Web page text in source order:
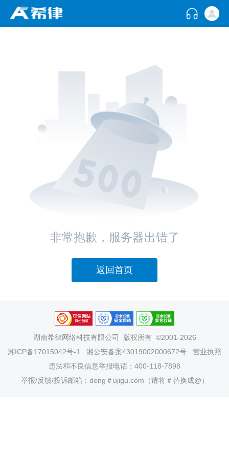
非常抱歉，服务器出错了
返回首页
湖南希律网络科技有限公司
版权所有 ©2001-2026
湘ICP备17015042号-1
湘公安备案43019002000672号
营业执照
违法和不良信息举报电话：400-118-7898
举报/反馈/投诉邮箱：deng＃ujigu.com（请将＃替换成@）